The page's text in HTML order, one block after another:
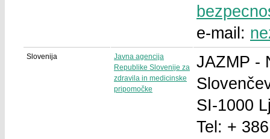
e-mail:
Slovenija
Javna agencija
Republike Slovenije za
zdravila in medicinske
pripomočke
JAZMP -
SI-1000
Tel: +